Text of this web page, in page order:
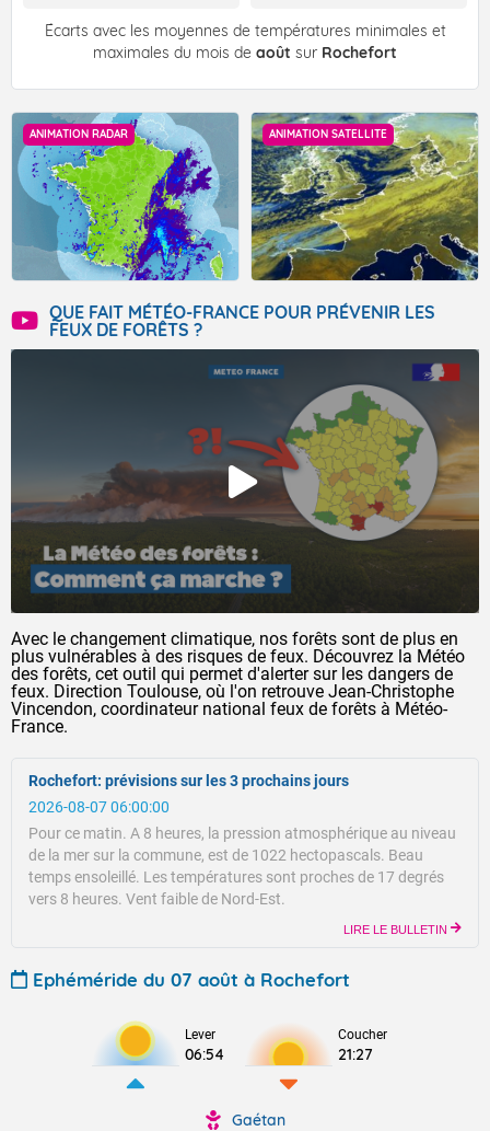
Écarts avec les moyennes de températures minimales et
maximales du mois de août sur Rochefort
ANIMATION RADAR ANIMATION SATELLITE
QUE FAIT MÉTÉO-FRANCE POUR PRÉVENIR LES
FEUX DE FORÊTS ?
Avec le changement climatique, nos forêts sont de plus en
plus vulnérables à des risques de feux. Découvrez la Météo
des forêts, cet outil qui permet d'alerter sur les dangers de
feux. Direction Toulouse, où l'on retrouve Jean-Christophe
Vincendon, coordinateur national feux de forêts à Météo-
France.
Rochefort: prévisions sur les 3 prochains jours
2026-08-07 06:00:00
Pour ce matin. A 8 heures, la pression atmosphérique au niveau
de la mer sur la commune, est de 1022 hectopascals. Beau
temps ensoleillé. Les températures sont proches de 17 degrés
vers 8 heures. Vent faible de Nord-Est.
LIRE LE BULLETIN
Ephéméride du 07 août à Rochefort
Lever
06:54
Coucher
21:27
Gaétan